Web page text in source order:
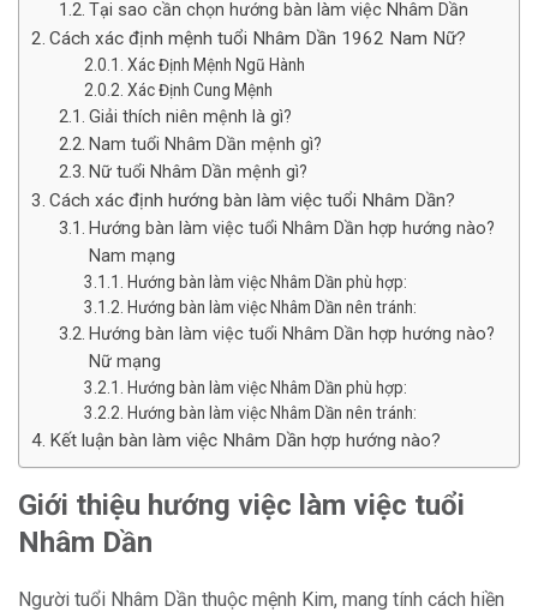
Tại sao cần chọn hướng bàn làm việc Nhâm Dần
Cách xác định mệnh tuổi Nhâm Dần 1962 Nam Nữ?
Xác Định Mệnh Ngũ Hành
Xác Định Cung Mệnh
Giải thích niên mệnh là gì?
Nam tuổi Nhâm Dần mệnh gì?
Nữ tuổi Nhâm Dần mệnh gì?
Cách xác định hướng bàn làm việc tuổi Nhâm Dần?
Hướng bàn làm việc tuổi Nhâm Dần hợp hướng nào?
Nam mạng
Hướng bàn làm việc Nhâm Dần phù hợp:
Hướng bàn làm việc Nhâm Dần nên tránh:
Hướng bàn làm việc tuổi Nhâm Dần hợp hướng nào?
Nữ mạng
Hướng bàn làm việc Nhâm Dần phù hợp:
Hướng bàn làm việc Nhâm Dần nên tránh:
Kết luận bàn làm việc Nhâm Dần hợp hướng nào?
Giới thiệu hướng việc làm việc tuổi
Nhâm Dần
Người tuổi Nhâm Dần thuộc mệnh Kim, mang tính cách hiền